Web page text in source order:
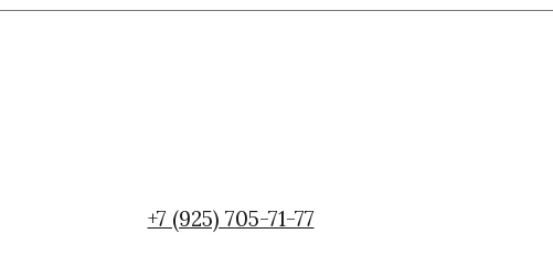
+7 (925) 705-71-77